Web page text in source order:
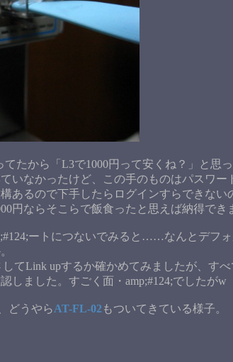
てたから「L3で1000円って安くね？」と思
いなかったけど、この手のものはパスワー
あるので下手したらログインすらできない
円ならそこらで飯食ったと思えば納得でき
ートにつないでみると……なんとデフ
てLink upするか確かめてみましたが、すべ
しました。すごく面・amp;#124;でしたがw
どうやらAT-FL-02 もついてきている様子。